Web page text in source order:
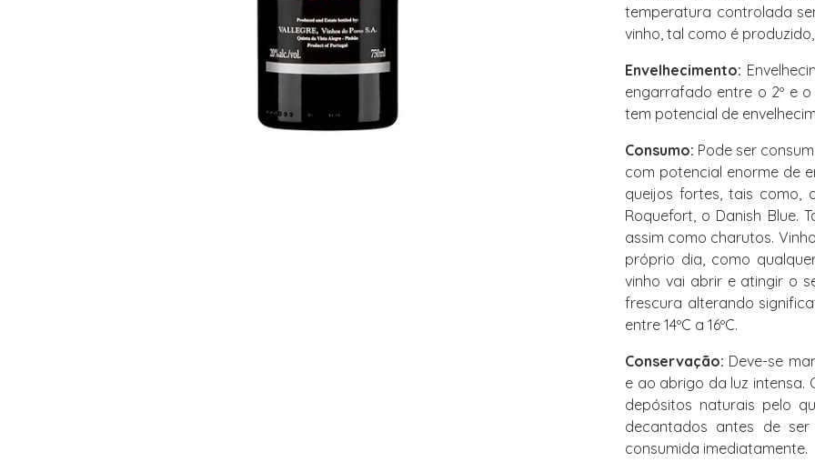
temperatura controlada
vinho, tal como é
Envelhecimento:
engarrafado entre o 2º e
tem potencial de
Consumo: Pode ser
com potencial enorme de
queijos fortes, tais como,
Roquefort, o Danish Blue.
assim como charutos.
próprio dia, como
vinho vai abrir e atingir o
frescura alterando
entre 14ºC a 16ºC.
Conservação: Deve-se
e ao abrigo da luz intensa.
depósitos naturais pelo
decantados antes de
consumida imediatamente.